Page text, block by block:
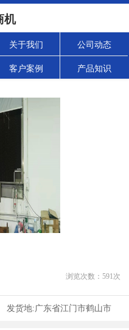
机
关于我们 公司动态
客户案例 产品知识
浏览次数： 591次
发货地:广东省江门市鹤山市